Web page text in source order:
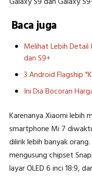
Baca juga
Melihat Lebih Detail
dan S9+
3 Android Flagship
Ini Dia Bocoran
Karenanya Xiaomi lebih
smartphone Mi 7
dilirik lebih banyak
mengusung chipset
layar OLED 6 inci 18:9,